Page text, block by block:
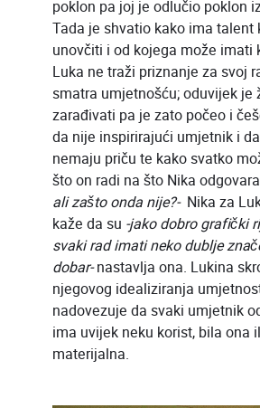
poklon pa joj je odlučio poklon
Tada je shvatio kako ima talent
unovčiti i od kojega može imati
Luka ne traži priznanje za svoj
smatra umjetnošću; oduvijek je
zarađivati pa je zato počeo i
da nije inspirirajući umjetnik i
nemaju priču te kako svatko
što on radi na što Nika odgovara
ali zašto onda nije?-Nika za
kaže da su -jako dobro grafički
svaki rad imati neko dublje
dobar-nastavlja ona. Lukina
njegovog idealiziranja
nadovezuje da svaki umjetnik
ima uvijek neku korist, bila ona
materijalna.